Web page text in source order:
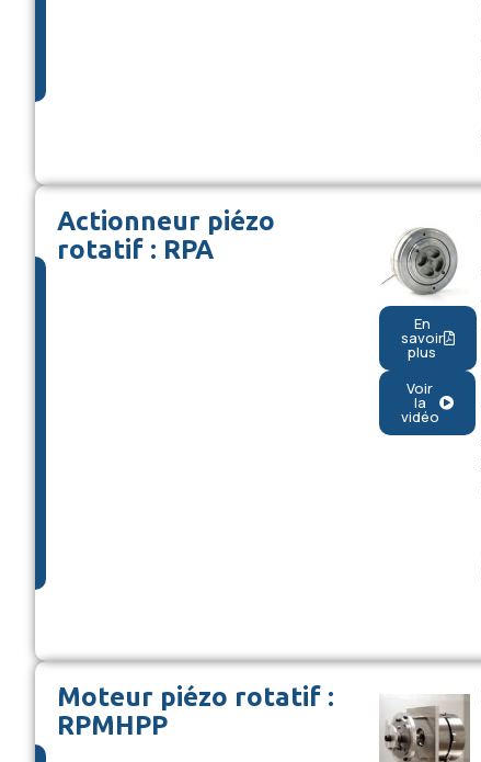
Actionneur piézo
rotatif : RPA
En
savoir
plus
Voir
la
vidéo
Moteur piézo rotatif :
RPMHPP